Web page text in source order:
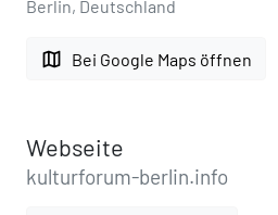
Berlin, Deutschland
map Bei Google Maps öffnen
Webseite
kulturforum-berlin.info